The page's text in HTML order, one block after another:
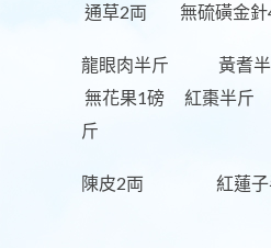
通草2両 無硫磺金針
龍眼肉半斤 黃耆
無花果1磅 紅棗半
斤
陳皮2両 紅蓮子